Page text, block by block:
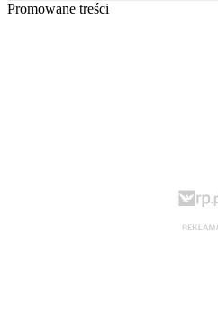
Promowane treści